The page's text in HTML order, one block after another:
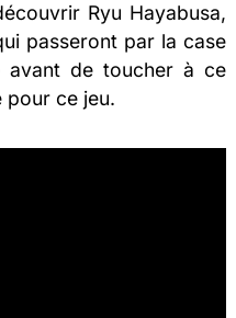
Ryu Hayabusa,
passeront par la case
avant de toucher à ce
pour ce jeu.